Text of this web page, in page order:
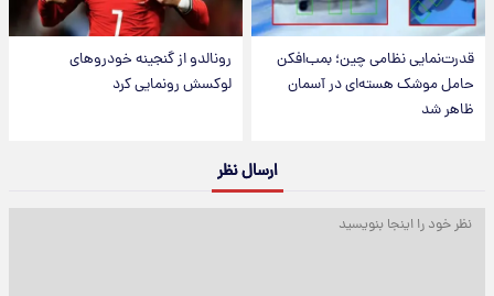
قدرت‌نمایی نظامی چین؛ بمب‌افکن
حامل موشک هسته‌ای در آسمان
ظاهر شد
رونالدو از گنجینه خودروهای
لوکسش رونمایی کرد
ارسال نظر